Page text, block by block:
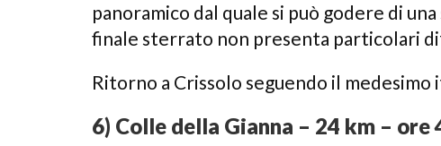
panoramico dal quale si può godere di
finale sterrato non presenta particolari
Ritorno a Crissolo seguendo il medesimo
6) Colle della Gianna – 24 km –